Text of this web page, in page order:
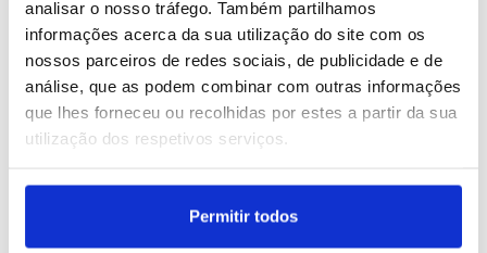
analisar o nosso tráfego. Também partilhamos
informações acerca da sua utilização do site com os
nossos parceiros de redes sociais, de publicidade e de
análise, que as podem combinar com outras informações
que lhes forneceu ou recolhidas por estes a partir da sua
utilização dos respetivos serviços.
Permitir todos
Livre/Congresso: Jorge
Pinto quer Livre “no poder
já no próximo ciclo
eleitoral” (editado)
ID: 47451334